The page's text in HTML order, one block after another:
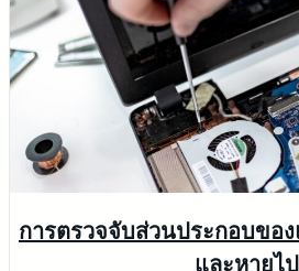
o
การตรวจจับส่วนประกอบขอ
และหายไป